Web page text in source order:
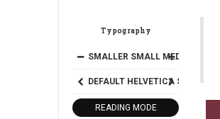
Typography
SMALLER SMALL MEDIUM
DEFAULT HELVETICA SEGOE
READING MODE